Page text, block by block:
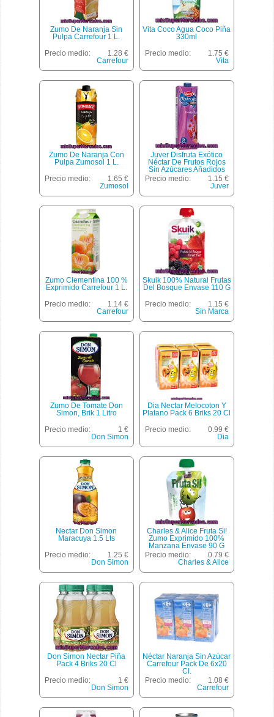
Zumo De Naranja Sin
Pulpa Carrefour 1 L.
Precio medio:
1.28 €
Carrefour
Vita Coco Agua Coco Piña
330ml
Precio medio:
1.75 €
Vita
Zumo De Naranja Con
Pulpa Zumosol 1 L.
Precio medio:
1.65 €
Zumosol
Juver Disfruta Exótico
Néctar De Frutos Rojos
Sin Azúcares Añadidos
Envase 1 L
Precio medio:
1.15 €
Juver
Zumo Clementina 100 %
Exprimido Carrefour 1 L.
Precio medio:
1.14 €
Carrefour
Skuik 100% Natural Frutas
Del Bosque Envase 110 G
Precio medio:
1.15 €
Sin Marca
Zumo De Tomate Don
Simon, Brik 1 Litro
Precio medio:
1 €
Don Simon
Dia Nectar Melocoton Y
Platano Pack 6 Briks 20 Cl
Precio medio:
0.99 €
Dia
Nectar Don Simon
Maracuya 1.5 Lts
Precio medio:
1.25 €
Don Simon
Charles & Alice Fruta Si!
Zumo Exprimido 100%
Manzana Envase 90 G
Precio medio:
0.79 €
Charles & Alice
Don Simon Nectar Piña
Pack 4 Briks 20 Cl
Precio medio:
1 €
Don Simon
Néctar Naranja Sin Azúcar
Carrefour Pack De 6x20
Cl.
Precio medio:
1.08 €
Carrefour